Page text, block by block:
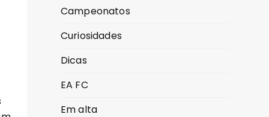
Campeonatos
Curiosidades
Dicas
EA FC
Em alta